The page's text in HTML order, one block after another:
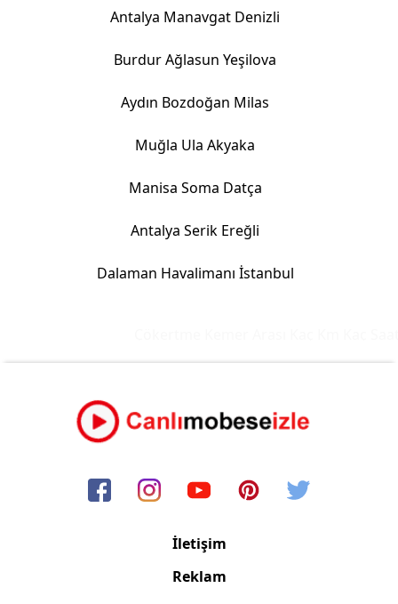
Antalya Manavgat Denizli
Burdur Ağlasun Yeşilova
Aydın Bozdoğan Milas
Muğla Ula Akyaka
Manisa Soma Datça
Antalya Serik Ereğli
Dalaman Havalimanı İstanbul
İletişim
Reklam